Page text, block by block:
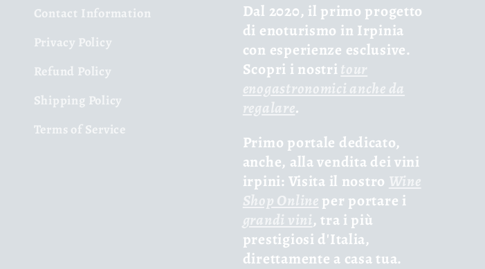
Contact Information
Privacy Policy
Refund Policy
Shipping Policy
Terms of Service
Dal 2020, il primo progetto
di enoturismo in Irpinia
con esperienze esclusive.
Scopri i nostri tour
enogastronomici anche da
regalare.
Primo portale dedicato,
anche, alla vendita dei vini
irpini: Visita il nostro Wine
Shop Online per portare i
grandi vini, tra i più
prestigiosi d'Italia,
direttamente a casa tua.